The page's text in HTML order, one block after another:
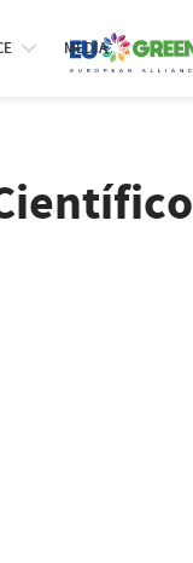
MEDIA